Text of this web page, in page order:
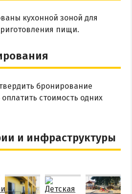
кухонной зоной для
пищи.
бронирование
стоимость одних
и инфраструктуры